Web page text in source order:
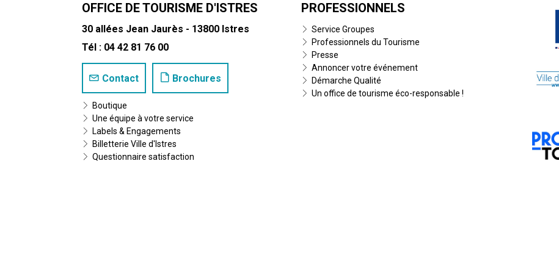
OFFICE DE TOURISME D'ISTRES
30 allées Jean Jaurès - 13800 Istres
Tél : 04 42 81 76 00
Contact Brochures
Boutique
Une équipe à votre service
Labels & Engagements
Billetterie Ville d'Istres
Questionnaire satisfaction
PROFESSIONNELS
Service Groupes
Professionnels du Tourisme
Presse
Annoncer votre événement
Démarche Qualité
Un office de tourisme éco-responsable !